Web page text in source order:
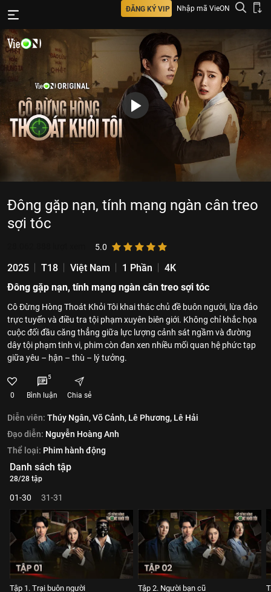
ĐĂNG KÝ VIP Nhập mã VieON
Đông gặp nạn, tính mạng ngàn cân treo
sợi tóc
5.0
2025 T18 Việt Nam 1 Phần
4K
Đông gặp nạn, tính mạng ngàn cân treo sợi tóc
Cô Đừng Hòng Thoát Khỏi Tôi khai thác chủ đề buôn người, lừa đảo
trực tuyến và điều tra tội phạm xuyên biên giới. Không chỉ khắc họa
cuộc đối đầu căng thẳng giữa lực lượng cảnh sát ngầm và đường
dây tội phạm tinh vi, phim còn đan xen nhiều mối quan hệ phức tạp
giữa yêu – hận – thù – lý tưởng.
0
5
Bình luận Chia sẻ
Diễn viên: Thúy Ngân,Võ Cảnh, Lê Phương, Lê Hải
Đạo diễn: Nguyễn Hoàng Anh
Thể loại: Phim hành động
Danh sách tập
28/28 tập
01-30 31-31
Tập 1. Trại buôn người Tập 2. Người bạn cũ